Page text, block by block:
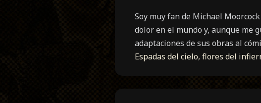
Soy muy fan de Michael
dolor en el mundo y, aunque me
adaptaciones de sus obras al
Espadas del cielo, flores del